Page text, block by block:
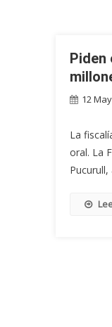
Piden
12
La
oral. La